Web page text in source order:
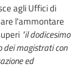
agli Uffici di
l'ammontare
"il dodicesimo
dei magistrati con
ed